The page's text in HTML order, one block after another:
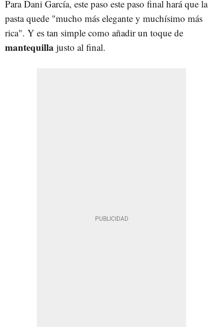
Para Dani García, este paso este paso final hará que la
pasta quede "mucho más elegante y muchísimo más
rica". Y es tan simple como añadir un toque de
mantequilla justo al final.